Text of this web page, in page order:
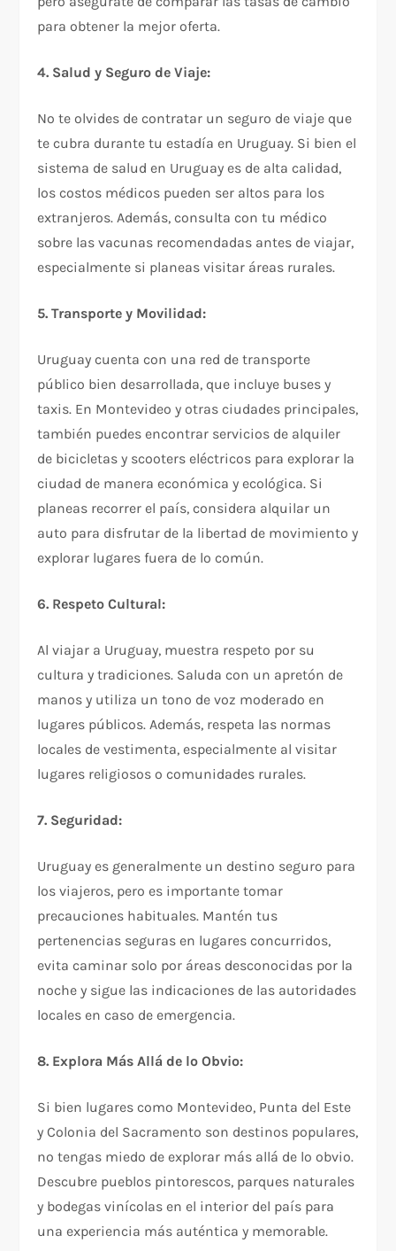
para obtener la mejor oferta.
4. Salud y Seguro de Viaje:
No te olvides de contratar un seguro de viaje que
te cubra durante tu estadía en Uruguay. Si bien el
sistema de salud en Uruguay es de alta calidad,
los costos médicos pueden ser altos para los
extranjeros. Además, consulta con tu médico
sobre las vacunas recomendadas antes de viajar,
especialmente si planeas visitar áreas rurales.
5. Transporte y Movilidad:
Uruguay cuenta con una red de transporte
público bien desarrollada, que incluye buses y
taxis. En Montevideo y otras ciudades principales,
también puedes encontrar servicios de alquiler
de bicicletas y scooters eléctricos para explorar la
ciudad de manera económica y ecológica. Si
planeas recorrer el país, considera alquilar un
auto para disfrutar de la libertad de movimiento y
explorar lugares fuera de lo común.
6. Respeto Cultural:
Al viajar a Uruguay, muestra respeto por su
cultura y tradiciones. Saluda con un apretón de
manos y utiliza un tono de voz moderado en
lugares públicos. Además, respeta las normas
locales de vestimenta, especialmente al visitar
lugares religiosos o comunidades rurales.
7. Seguridad:
Uruguay es generalmente un destino seguro para
los viajeros, pero es importante tomar
precauciones habituales. Mantén tus
pertenencias seguras en lugares concurridos,
evita caminar solo por áreas desconocidas por la
noche y sigue las indicaciones de las autoridades
locales en caso de emergencia.
8. Explora Más Allá de lo Obvio:
Si bien lugares como Montevideo, Punta del Este
y Colonia del Sacramento son destinos populares,
no tengas miedo de explorar más allá de lo obvio.
Descubre pueblos pintorescos, parques naturales
y bodegas vinícolas en el interior del país para
una experiencia más auténtica y memorable.